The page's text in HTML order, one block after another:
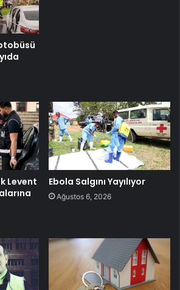
Levent
Ebola Salgını Yayılıyor
Ağustos 6, 2026